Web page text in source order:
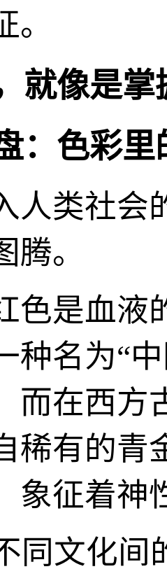
就像是
：色彩里
人类社会
腾。
色是血液
种名为“
而在西方
稀有的青
象征着神
同文化间